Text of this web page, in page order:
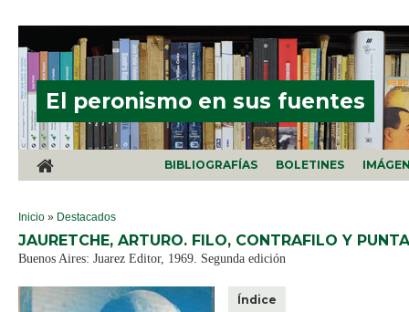
El peronismo en sus fuentes
BIBLIOGRAFÍAS BOLETINES
SE ENCUENTRA USTED AQUÍ
Inicio » Destacados
JAURETCHE, ARTURO. FILO, CONTRAFILO Y
Buenos Aires: Juarez Editor, 1969. Segunda edición
Índice